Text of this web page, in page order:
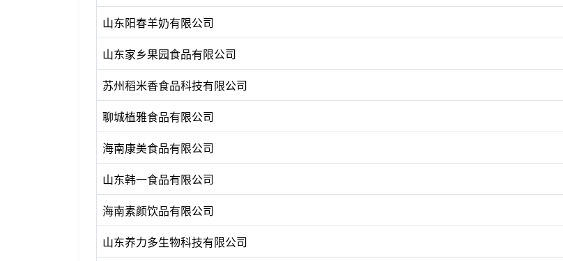
山东阳春羊奶有限公司
山东家乡果园食品有限公司
苏州稻米香食品科技有限公司
聊城植雅食品有限公司
海南康美食品有限公司
山东韩一食品有限公司
海南素颜饮品有限公司
山东养力多生物科技有限公司